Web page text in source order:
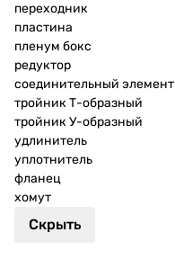
переходник
пластина
пленум бокс
редуктор
соединительный элемент
тройник Т-образный
тройник У-образный
удлинитель
уплотнитель
фланец
хомут
Скрыть